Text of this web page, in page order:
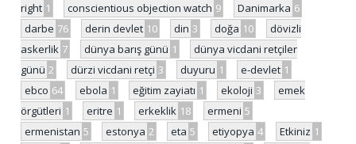
right 1 conscientious objection watch 9 Danimarka 6
darbe 76 derin devlet 10 din 3 doğa 10
dövizli
askerlik 7 dünya barış günü 1
dünya vicdani retçiler
günü 2 dürzi vicdani retçi 3 duyuru 1 e-devlet 1
ebco 64 ebola 1 eğitim zayiatı 1 ekoloji 3
emek
örgütleri 1 eritre 1 erkeklik 18 ermeni 5
ermenistan 5 estonya 2 eta 5 etiyopya 4 Etkiniz 1